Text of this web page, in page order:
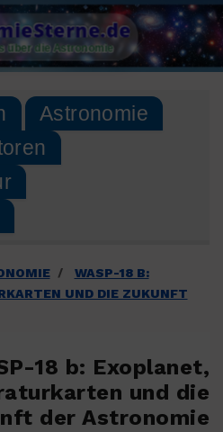
über die Astronomie
Astronomie
/
WASP-18 B:
UND DIE ZUKUNFT
18 b: Exoplanet,
und die
der Astronomie